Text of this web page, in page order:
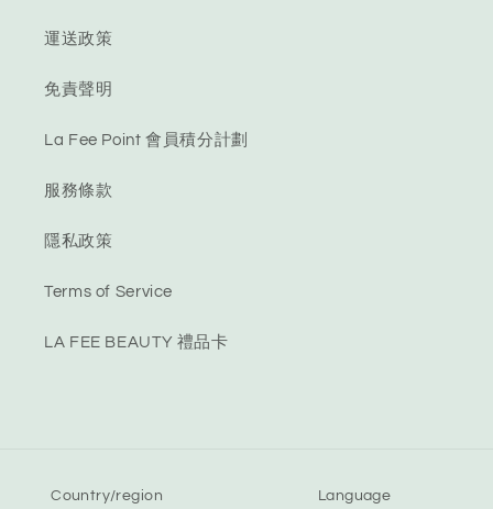
運送政策
免責聲明
La Fee Point 會員積分計劃
服務條款
隱私政策
Terms of Service
LA FEE BEAUTY 禮品卡
Country/region Language